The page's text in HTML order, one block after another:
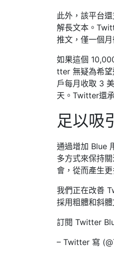
此外，該平台
解長文本。
推文，僅一個
如果這個
tter 無疑為希望
戶每月收取 3
天。Twitter還
足以吸
通過增加 Blue
多方式來保持
會，從而產生
我們正在改善
採用粗體和斜體
訂閱 Twitter
– Twitter 寫